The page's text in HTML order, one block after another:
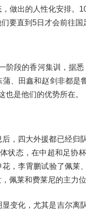
做出的人性化安排。
要直到5日才会前往
阶段的香河集训，据
、田鑫和赵剑非都
也是他们的优势所在。
，四大外援都已经
状态，在中超和足协
，李霄鹏试验了佩
佩莱和费莱尼的主力位
变化，尤其是吉尔